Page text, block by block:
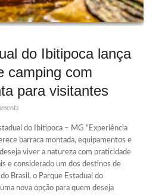
do Ibitipoca lança
camping com
para visitantes
do Ibitipoca – MG “Experiência
barraca montada, equipamentos e
viver a natureza com praticidade
e considerado um dos destinos de
Brasil, o Parque Estadual do
nova opção para quem deseja